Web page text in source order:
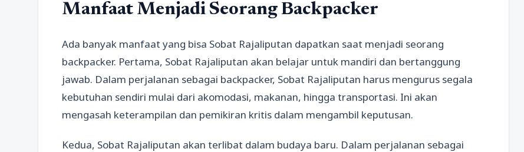
Manfaat Menjadi Seorang Backpacker
Ada banyak manfaat yang bisa Sobat Rajaliputan dapatkan saat menjadi seorang
backpacker. Pertama, Sobat Rajaliputan akan belajar untuk mandiri dan bertanggung
jawab. Dalam perjalanan sebagai backpacker, Sobat Rajaliputan harus mengurus segala
kebutuhan sendiri mulai dari akomodasi, makanan, hingga transportasi. Ini akan
mengasah keterampilan dan pemikiran kritis dalam mengambil keputusan.
Kedua, Sobat Rajaliputan akan terlibat dalam budaya baru. Dalam perjalanan sebagai